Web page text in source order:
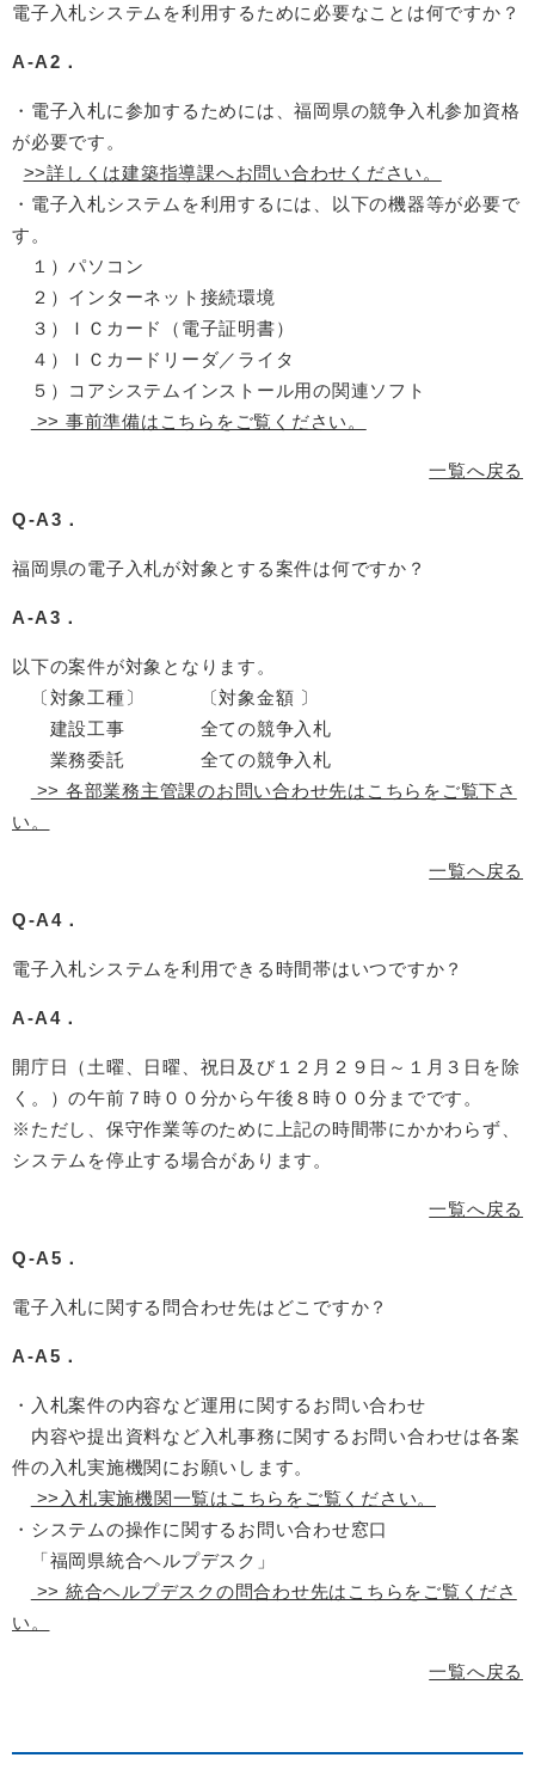
電子入札システムを利用するために必要なことは何ですか？
A-A2．
・電子入札に参加するためには、福岡県の競争入札参加資格
が必要です。
>>詳しくは建築指導課へお問い合わせください。
・電子入札システムを利用するには、以下の機器等が必要で
す。
１）パソコン
２）インターネット接続環境
３）ＩＣカード（電子証明書）
４）ＩＣカードリーダ／ライタ
５）コアシステムインストール用の関連ソフト
>> 事前準備はこちらをご覧ください。
一覧へ戻る
Q-A3．
福岡県の電子入札が対象とする案件は何ですか？
A-A3．
以下の案件が対象となります。
〔対象工種〕 〔対象金額 〕
建設工事 全ての競争入札
業務委託 全ての競争入札
>> 各部業務主管課のお問い合わせ先はこちらをご覧下さ
い。
一覧へ戻る
Q-A4．
電子入札システムを利用できる時間帯はいつですか？
A-A4．
開庁日（土曜、日曜、祝日及び１２月２９日～１月３日を除
く。）の午前７時００分から午後８時００分までです。
※ただし、保守作業等のために上記の時間帯にかかわらず、
システムを停止する場合があります。
一覧へ戻る
Q-A5．
電子入札に関する問合わせ先はどこですか？
A-A5．
・入札案件の内容など運用に関するお問い合わせ
内容や提出資料など入札事務に関するお問い合わせは各案
件の入札実施機関にお願いします。
>>入札実施機関一覧はこちらをご覧ください。
・システムの操作に関するお問い合わせ窓口
「福岡県統合ヘルプデスク」
>> 統合ヘルプデスクの問合わせ先はこちらをご覧くださ
い。
一覧へ戻る